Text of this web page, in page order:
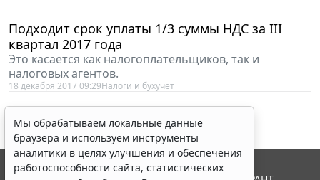
Подходит срок уплаты 1/3 суммы НДС за III
квартал 2017 года
Это касается как налогоплательщиков, так и
налоговых агентов.
18 декабря 2017 09:29Налоги и бухучет
Мы обрабатываем локальные данные
браузера и используем инструменты
аналитики в целях улучшения и обеспечения
работоспособности сайта, статистических